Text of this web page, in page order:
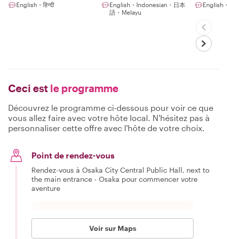
English・हिन्दी
English・Indonesian・日本
語・Melayu
English
Ceci est le programme
Découvrez le programme ci-dessous pour voir ce que
vous allez faire avec votre hôte local. N'hésitez pas à
personnaliser cette offre avec l'hôte de votre choix.
Point de rendez-vous
Rendez-vous à Osaka City Central Public Hall, next to
the main entrance - Osaka pour commencer votre
aventure
Voir sur Maps